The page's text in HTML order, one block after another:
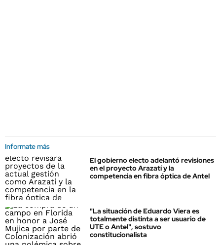
Informate más
El gobierno electo adelantó revisiones
en el proyecto Arazatí y la
competencia en fibra óptica de Antel
"La situación de Eduardo Viera es
totalmente distinta a ser usuario de
UTE o Antel", sostuvo
constitucionalista